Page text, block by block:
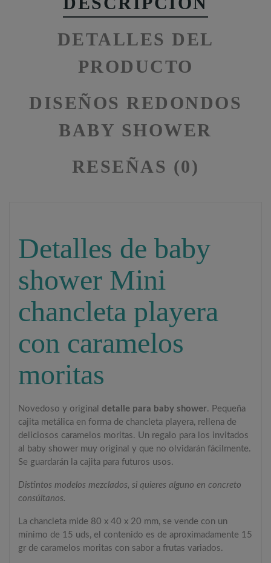
DETALLES DEL
PRODUCTO
DISEÑOS REDONDOS
BABY SHOWER
RESEÑAS (0)
Detalles de baby
shower Mini
chancleta playera
con caramelos
moritas
Novedoso y originaldetalle para baby shower. Pequeña
cajita metálica en forma de chancleta playera, rellena de
deliciosos caramelos moritas. Un regalo para los invitados
al baby shower muy original y que no olvidarán fácilmente.
Se guardarán la cajita para futuros usos.
Distintos modelos mezclados, si quieres alguno en concreto
consúltanos.
La chancleta mide 80 x 40 x 20 mm, se vende con un
mínimo de 15 uds, el contenido es de aproximadamente 15
gr de caramelos moritas con sabor a frutas variados.